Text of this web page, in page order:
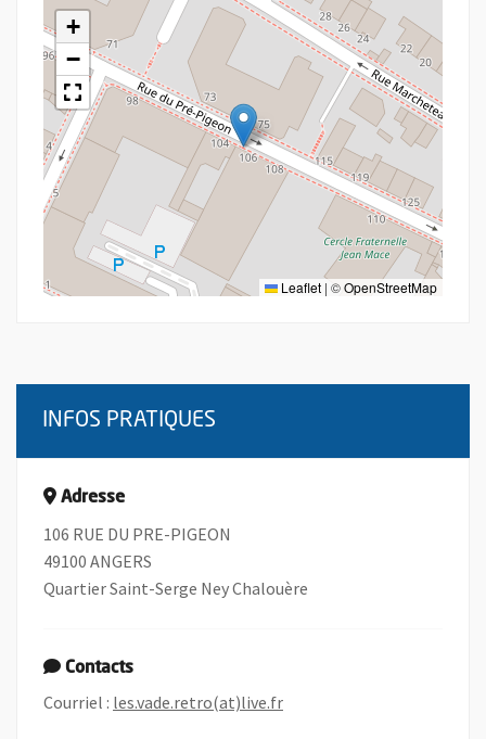
+
−
Leaflet | ©OpenStreetMap
INFOS PRATIQUES
Adresse
106 RUE DU PRE-PIGEON
49100 ANGERS
Quartier Saint-Serge Ney Chalouère
Contacts
Courriel : les.vade.retro(at)live.fr, Ouvre une nouvelle